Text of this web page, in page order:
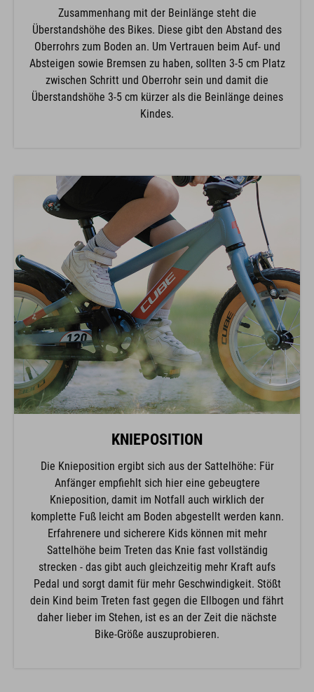
Zusammenhang mit der Beinlänge steht die
Überstandshöhe des Bikes. Diese gibt den Abstand des
Oberrohrs zum Boden an. Um Vertrauen beim Auf- und
Absteigen sowie Bremsen zu haben, sollten 3-5 cm Platz
zwischen Schritt und Oberrohr sein und damit die
Überstandshöhe 3-5 cm kürzer als die Beinlänge deines
Kindes.
KNIEPOSITION
Die Knieposition ergibt sich aus der Sattelhöhe: Für
Anfänger empfiehlt sich hier eine gebeugtere
Knieposition, damit im Notfall auch wirklich der
komplette Fuß leicht am Boden abgestellt werden kann.
Erfahrenere und sicherere Kids können mit mehr
Sattelhöhe beim Treten das Knie fast vollständig
strecken - das gibt auch gleichzeitig mehr Kraft aufs
Pedal und sorgt damit für mehr Geschwindigkeit. Stößt
dein Kind beim Treten fast gegen die Ellbogen und fährt
daher lieber im Stehen, ist es an der Zeit die nächste
Bike-Größe auszuprobieren.